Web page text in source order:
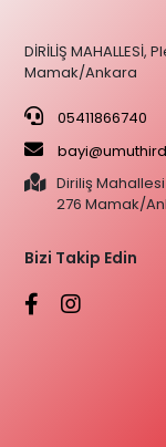
DİRİLİŞ
Mamak/Ankara
05411866740
Diriliş
276 Mamak/
Bizi Takip Edin